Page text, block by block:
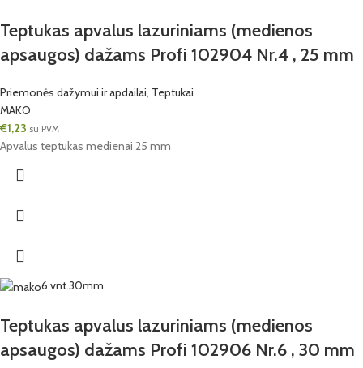
Teptukas apvalus lazuriniams (medienos
apsaugos) dažams Profi 102904 Nr.4 , 25 mm
Priemonės dažymui ir apdailai, Teptukai
MAKO
€1,23 su PVM
Apvalus teptukas medienai 25 mm
6 vnt.30mm
Teptukas apvalus lazuriniams (medienos
apsaugos) dažams Profi 102906 Nr.6 , 30 mm